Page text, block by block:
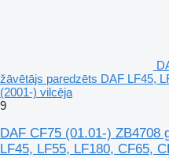
žāvētājs paredzēts DAF LF45,
(2001-) vilcēja
9
DAF CF75 (01.01-) ZB4708
LF45, LF55, LF180, CF65,